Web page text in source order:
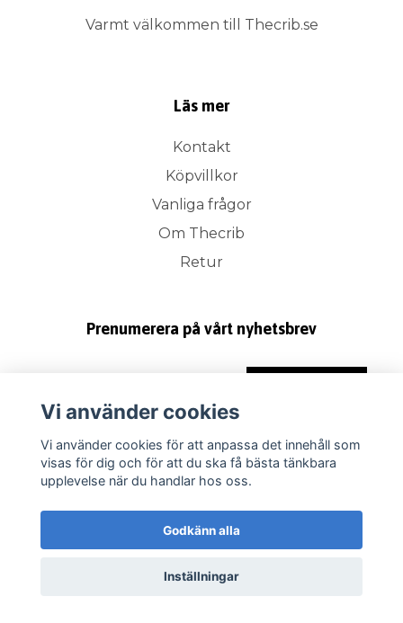
Varmt välkommen till Thecrib.se
Läs mer
Kontakt
Köpvillkor
Vanliga frågor
Om Thecrib
Retur
Prenumerera på vårt nyhetsbrev
© 2026 Thecrib.se
Vi använder cookies
Vi använder cookies för att anpassa det innehåll som
visas för dig och för att du ska få bästa tänkbara
upplevelse när du handlar hos oss.
Godkänn alla
Inställningar